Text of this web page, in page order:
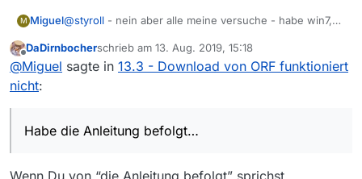
M Miguel@styroll - nein aber alle meine versuche - habe win7,
Habe die Anleitung befolgt…
Offline
DaDirnbocherschrieb am 13. Aug. 2019, 15:18
zuletzt editiert von
@Miguel sagte in 13.3 - Download von ORF funktioniert
nicht:
Habe die Anleitung befolgt…
Wenn Du von “die Anleitung befolgt” sprichst,